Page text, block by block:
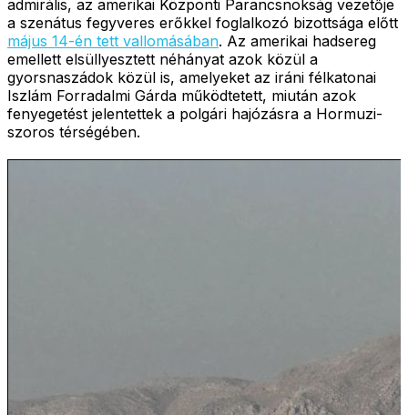
admirális, az amerikai Központi Parancsnokság vezetője
a szenátus fegyveres erőkkel foglalkozó bizottsága előtt
május 14-én tett vallomásában. Az amerikai hadsereg
emellett elsüllyesztett néhányat azok közül a
gyorsnaszádok közül is, amelyeket az iráni félkatonai
Iszlám Forradalmi Gárda működtetett, miután azok
fenyegetést jelentettek a polgári hajózásra a Hormuzi-
szoros térségében.